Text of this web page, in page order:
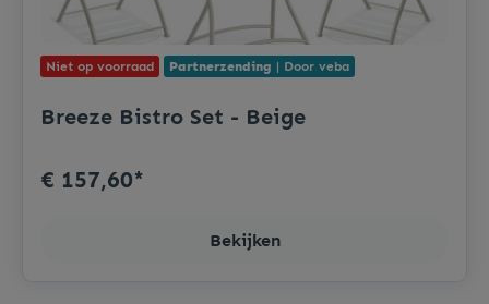
Niet op voorraad Partnerzending | Door veba
Breeze Bistro Set - Beige
€ 157,60*
Bekijken